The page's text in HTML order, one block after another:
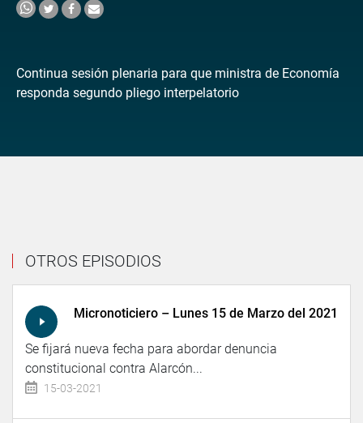
Continua sesión plenaria para que ministra de Economía
responda segundo pliego interpelatorio
OTROS EPISODIOS
Micronoticiero – Lunes 15 de Marzo del 2021
Se fijará nueva fecha para abordar denuncia
constitucional contra Alarcón...
15-03-2021